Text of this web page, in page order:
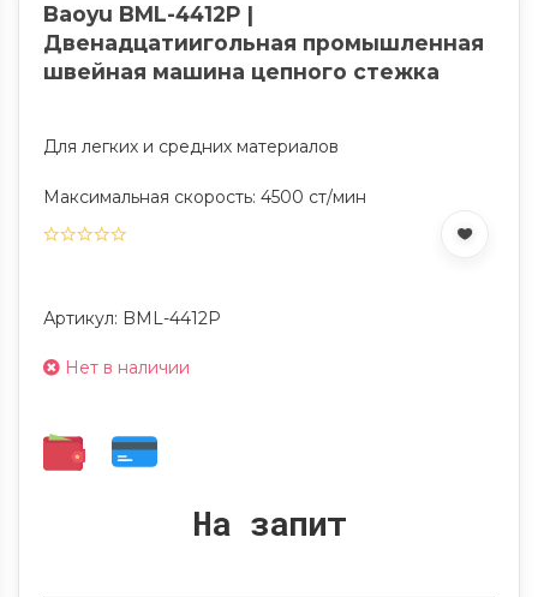
Baoyu BML-4412P |
Двенадцатиигольная промышленная
швейная машина цепного стежка
Для легких и средних материалов
Максимальная скорость: 4500 ст/мин
Артикул: BML-4412P
Нет в наличии
На запит